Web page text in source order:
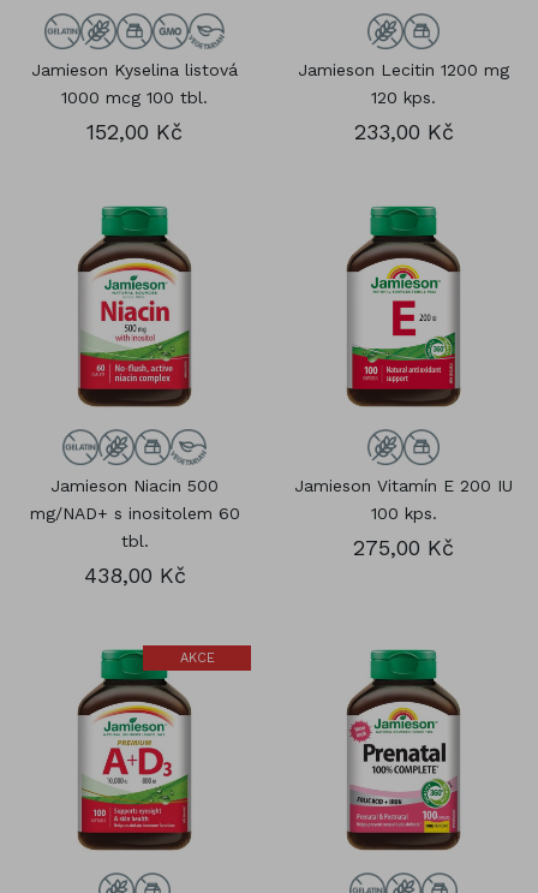
Jamieson Kyselina listová
1000 mcg 100 tbl.
152,00 Kč
Jamieson Lecitin 1200 mg
120 kps.
233,00 Kč
Jamieson Niacin 500
mg/NAD+ s inositolem 60
tbl.
438,00 Kč
Jamieson Vitamín E 200 IU
100 kps.
275,00 Kč
AKCE